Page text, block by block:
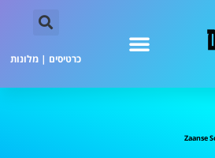
כרטיסים | מלונות